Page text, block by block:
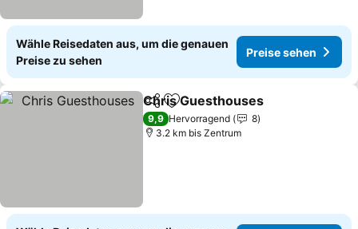
Wähle Reisedaten aus, um die genauen
Preise zu sehen
Preise sehen
TeilenZu Favoriten hinzufügen
Chris Guesthouses
9,9 Hervorragend
8
3.2 km bis Zentrum